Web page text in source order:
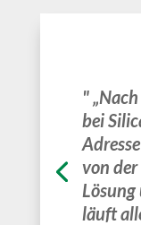
"
bei
von
Lösung
läuft